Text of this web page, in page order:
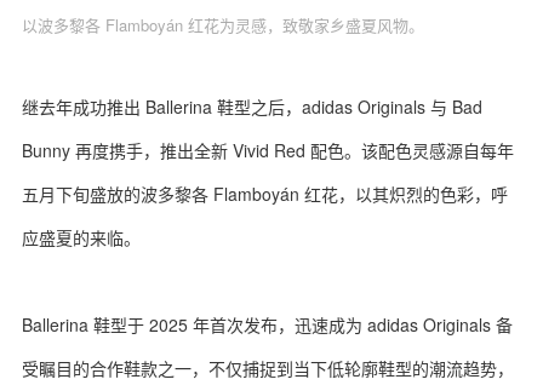
以波多黎各 Flamboyán 红花为灵感，致敬家乡盛夏风物。
继去年成功推出 Ballerina 鞋型之后，adidas Originals 与 Bad
Bunny 再度携手，推出全新 Vivid Red 配色。该配色灵感源自每年
五月下旬盛放的波多黎各 Flamboyán 红花，以其炽烈的色彩，呼
应盛夏的来临。
Ballerina 鞋型于 2025 年首次发布，迅速成为 adidas Originals 备
受瞩目的合作鞋款之一，不仅捕捉到当下低轮廓鞋型的潮流趋势，